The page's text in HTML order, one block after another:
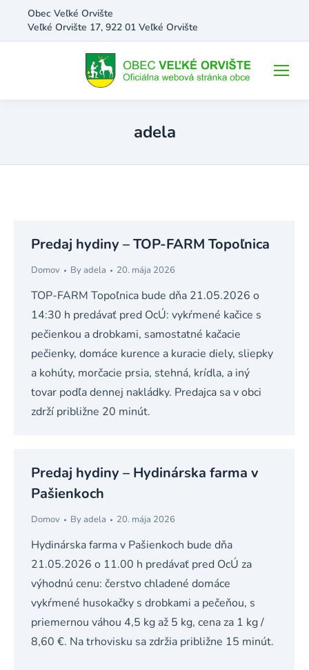
Obec Veľké Orvište
Veľké Orvište 17, 922 01 Veľké Orvište
adela
Predaj hydiny – TOP-FARM Topoľnica
Domov Byadela 20. mája 2026
TOP-FARM Topoľnica bude dňa 21.05.2026 o
14:30 h predávať pred OcÚ: vykŕmené kačice s
pečienkou a drobkami, samostatné kačacie
pečienky, domáce kurence a kuracie diely, sliepky
a kohúty, morčacie prsia, stehná, krídla, a iný
tovar podľa dennej nakládky. Predajca sa v obci
zdrží približne 20 minút.
Predaj hydiny – Hydinárska farma v
Pašienkoch
Domov Byadela 20. mája 2026
Hydinárska farma v Pašienkoch bude dňa
21.05.2026 o 11.00 h predávať pred OcÚ za
výhodnú cenu: čerstvo chladené domáce
vykŕmené husokačky s drobkami a pečeňou, s
priemernou váhou 4,5 kg až 5 kg, cena za 1 kg /
8,60 €. Na trhovisku sa zdržia približne 15 minút.